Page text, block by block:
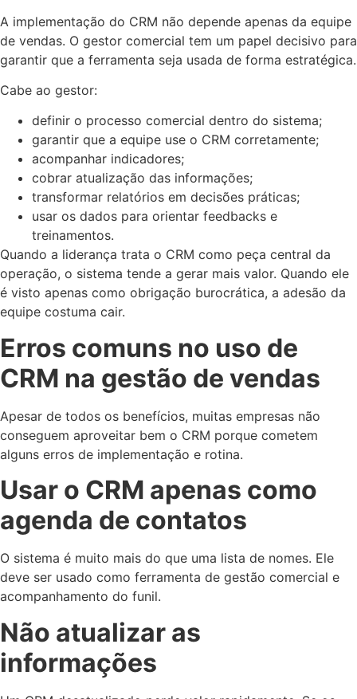
A implementação do CRM não depende apenas da equipe
de vendas. O gestor comercial tem um papel decisivo para
garantir que a ferramenta seja usada de forma estratégica.
Cabe ao gestor:
definir o processo comercial dentro do sistema;
garantir que a equipe use o CRM corretamente;
acompanhar indicadores;
cobrar atualização das informações;
transformar relatórios em decisões práticas;
usar os dados para orientar feedbacks e
treinamentos.
Quando a liderança trata o CRM como peça central da
operação, o sistema tende a gerar mais valor. Quando ele
é visto apenas como obrigação burocrática, a adesão da
equipe costuma cair.
Erros comuns no uso de
CRM na gestão de vendas
Apesar de todos os benefícios, muitas empresas não
conseguem aproveitar bem o CRM porque cometem
alguns erros de implementação e rotina.
Usar o CRM apenas como
agenda de contatos
O sistema é muito mais do que uma lista de nomes. Ele
deve ser usado como ferramenta de gestão comercial e
acompanhamento do funil.
Não atualizar as
informações